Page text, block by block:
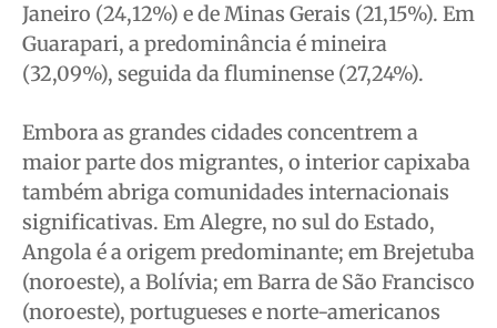
Janeiro (24,12%) e de Minas Gerais (21,15%). Em
Guarapari, a predominância é mineira
(32,09%), seguida da fluminense (27,24%).
Embora as grandes cidades concentrem a
maior parte dos migrantes, o interior capixaba
também abriga comunidades internacionais
significativas. Em Alegre, no sul do Estado,
Angola é a origem predominante; em Brejetuba
(noroeste), a Bolívia; em Barra de São Francisco
(noroeste), portugueses e norte-americanos